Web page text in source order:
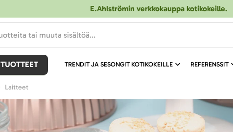
E.Ahlströmin verkkokauppa kotikokeille.
TUOTTEET
TRENDIT JA SESONGIT KOTIKOKEILLE REFERENSSIT
Laitteet